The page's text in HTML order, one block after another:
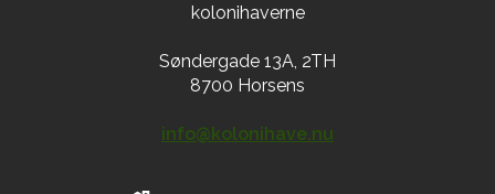
kolonihaverne
Søndergade 13A, 2TH
8700 Horsens
info@kolonihave.nu